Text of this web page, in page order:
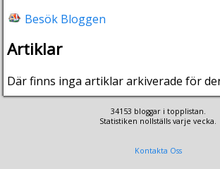
Besök Bloggen
Artiklar
Där finns inga artiklar arkiverade för
34153 bloggar i topplistan.
Statistiken nollställs varje vecka.
Kontakta Oss